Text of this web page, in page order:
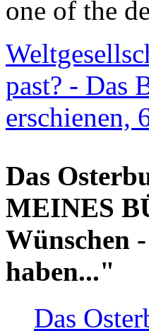
one of the
past? - Das
erschienen,
Das
MEINES
Wünschen
haben..."
Das